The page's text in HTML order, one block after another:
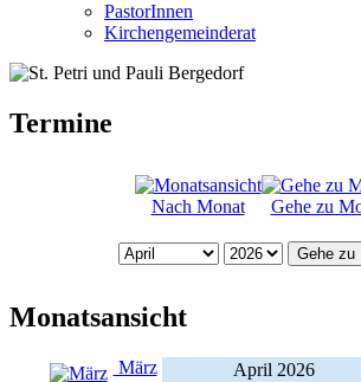
PastorInnen
Kirchengemeinderat
Termine
Nach Monat Gehe zu
Gehe zu
Monatsansicht
März April 2026